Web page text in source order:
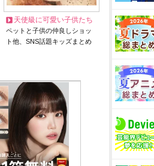
天使級に可愛い子供たち
ペットと子供の仲良しショッ
ト他、SNS話題キッズまとめ